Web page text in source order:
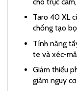
Taro 40 XL
chống tạo
Tính năng
te và xéc-
Giảm thiểu
giảm nguy